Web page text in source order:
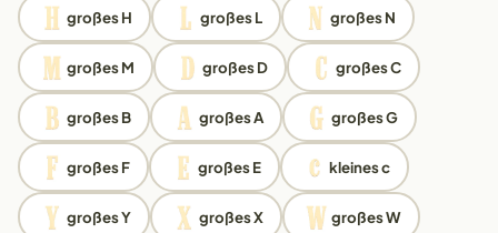
großes H großes L großes N
großes M großes D großes C
großes B großes A großes G
großes F großes E kleines c
großes Y großes X großes W